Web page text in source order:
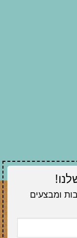
ומבצעים